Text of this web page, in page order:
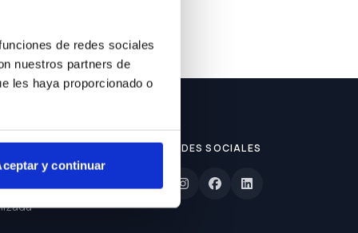
de redes sociales
nuestros partners de
les haya proporcionado o
y continuar
REDES SOCIALES